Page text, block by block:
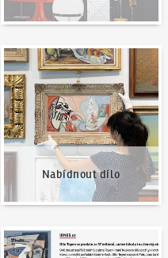
Nabídnout dílo
Nabídnout dílo
Napsali o nás